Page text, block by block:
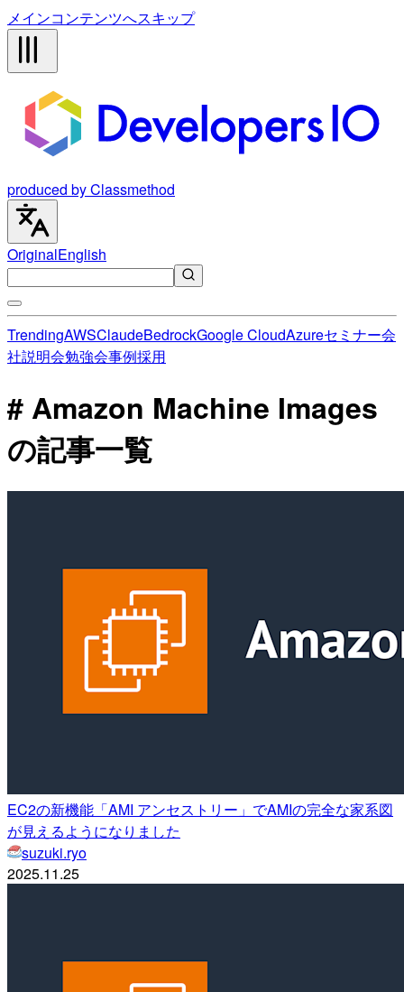
メインコンテンツへスキップ
produced by Classmethod
OriginalEnglish
TrendingAWSClaudeBedrockGoogle CloudAzureセミナー会
社説明会勉強会事例採用
# Amazon Machine Images
の記事一覧
EC2の新機能「AMI アンセストリー」でAMIの完全な家系図
が見えるようになりました
suzuki.ryo
2025.11.25